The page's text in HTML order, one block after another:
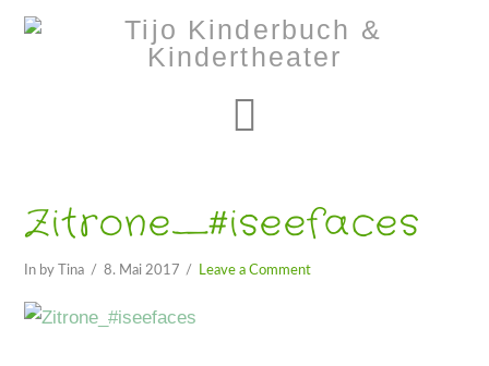
Zitrone_#iseefaces
In by Tina 8. Mai 2017 Leave a Comment